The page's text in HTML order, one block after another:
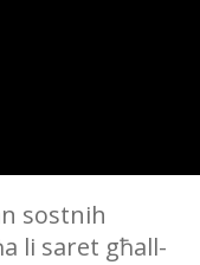
sostnih
li saret għall-